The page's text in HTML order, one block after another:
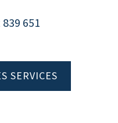
839 651
SERVICES